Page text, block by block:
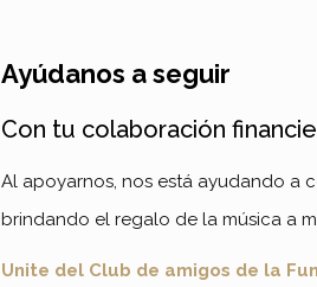
Ayúdanos a seguir
Con tu colaboración
Al apoyarnos, nos está ayudando a
brindando el regalo de la música a
Unite del Club de amigos de la